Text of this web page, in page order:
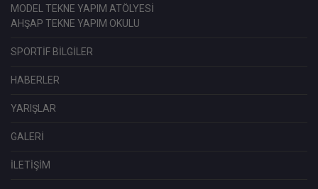
MODEL TEKNE YAPIM ATÖLYESİ
AHŞAP TEKNE YAPIM OKULU
SPORTİF BİLGİLER
HABERLER
YARIŞLAR
GALERİ
İLETİŞİM